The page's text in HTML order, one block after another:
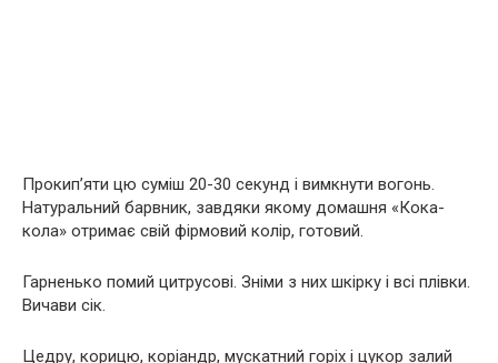
Прокип’яти цю суміш 20-30 секунд і вимкнути вогонь.
Натуральний барвник, завдяки якому домашня «Кока-
кола» отримає свій фірмовий колір, готовий.
Гарненько помий цитрусові. Зніми з них шкірку і всі плівки.
Вичави сік.
Цедру, корицю, коріандр, мускатний горіх і цукор залий